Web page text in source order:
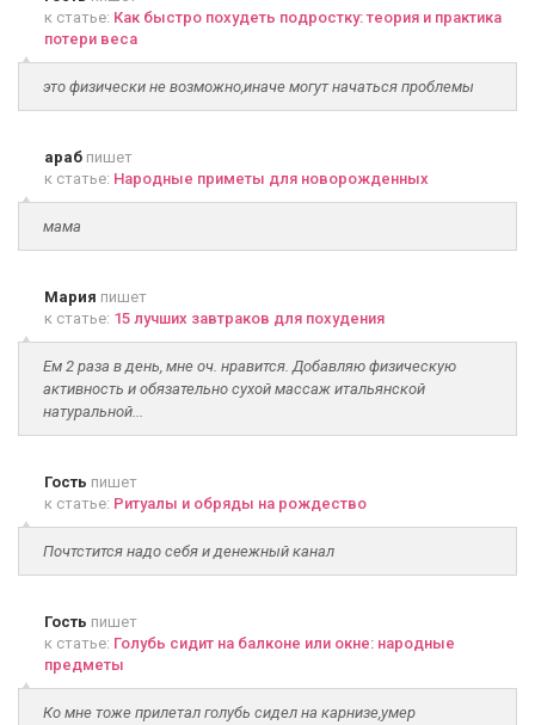
к статье: Как быстро похудеть подростку: теория и практика
потери веса
это физически не возможно,иначе могут начаться проблемы
араб пишет
к статье: Народные приметы для новорожденных
мама
Мария пишет
к статье: 15 лучших завтраков для похудения
Ем 2 раза в день, мне оч. нравится. Добавляю физическую
активность и обязательно сухой массаж итальянской
натуральной...
Гость пишет
к статье: Ритуалы и обряды на рождество
Почтстится надо себя и денежный канал
Гость пишет
к статье: Голубь сидит на балконе или окне: народные
предметы
Ко мне тоже прилетал голубь сидел на карнизе,умер